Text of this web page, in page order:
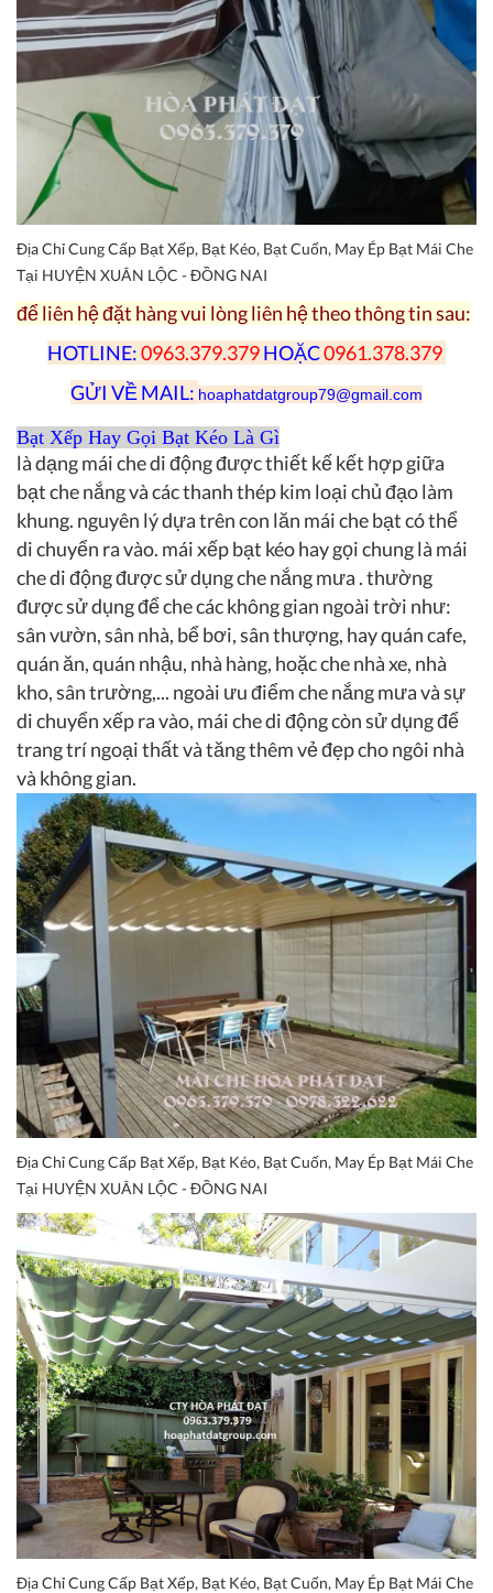
Địa Chỉ Cung Cấp Bạt Xếp, Bạt Kéo, Bạt Cuốn, May Ép Bạt Mái Che
Tại HUYỆN XUÂN LỘC - ĐỒNG NAI
để liên hệ đặt hàng vui lòng liên hệ theo thông tin sau:
HOTLINE:0963.379.379HOẶC0961.378.379
GỬI VỀ MAIL: hoaphatdatgroup79@gmail.com
Bạt Xếp Hay Gọi Bạt Kéo Là Gì
là dạng mái che di động được thiết kế kết hợp giữa
bạt che nắng và các thanh thép kim loại chủ đạo làm
khung. nguyên lý dựa trên con lăn mái che bạt có thể
di chuyển ra vào. mái xếp bạt kéo hay gọi chung là mái
che di động được sử dụng che nắng mưa . thường
được sử dụng để che các không gian ngoài trời như:
sân vườn, sân nhà, bể bơi, sân thượng, hay quán cafe,
quán ăn, quán nhậu, nhà hàng, hoặc che nhà xe, nhà
kho, sân trường,... ngoài ưu điểm che nắng mưa và sự
di chuyển xếp ra vào, mái che di động còn sử dụng để
trang trí ngoại thất và tăng thêm vẻ đẹp cho ngôi nhà
và không gian.
Địa Chỉ Cung Cấp Bạt Xếp, Bạt Kéo, Bạt Cuốn, May Ép Bạt Mái Che
Tại HUYỆN XUÂN LỘC - ĐỒNG NAI
Địa Chỉ Cung Cấp Bạt Xếp, Bạt Kéo, Bạt Cuốn, May Ép Bạt Mái Che